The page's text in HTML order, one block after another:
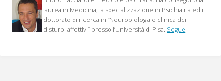
articoli
laurea in Medicina, la specializzazione in Psichiatria ed il
dottorato di ricerca in “Neurobiologia e clinica dei
disturbi affettivi” presso l’Università di Pisa. Segue